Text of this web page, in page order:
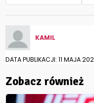
KAMIL
DATA PUBLIKACJI: 11 MAJA
Zobacz również